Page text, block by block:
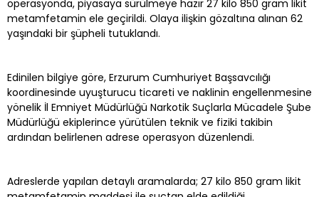
operasyonda, piyasaya sürülmeye hazır 27 kilo 850 gram likit
metamfetamin ele geçirildi. Olaya ilişkin gözaltına alınan 62
yaşındaki bir şüpheli tutuklandı.
Edinilen bilgiye göre, Erzurum Cumhuriyet Başsavcılığı
koordinesinde uyuşturucu ticareti ve naklinin engellenmesine
yönelik İl Emniyet Müdürlüğü Narkotik Suçlarla Mücadele Şube
Müdürlüğü ekiplerince yürütülen teknik ve fiziki takibin
ardından belirlenen adrese operasyon düzenlendi.
Adreslerde yapılan detaylı aramalarda; 27 kilo 850 gram likit